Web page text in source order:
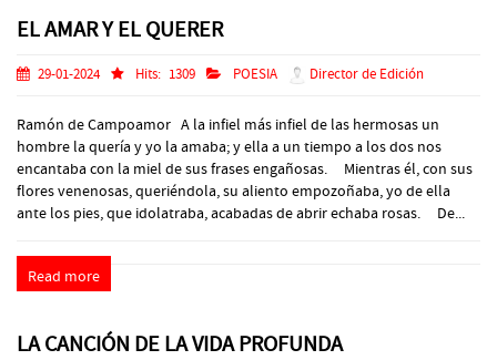
EL AMAR Y EL QUERER
29-01-2024 Hits: 1309 POESIA Director de Edición
Ramón de Campoamor A la infiel más infiel de las hermosas un
hombre la quería y yo la amaba; y ella a un tiempo a los dos nos
encantaba con la miel de sus frases engañosas. Mientras él, con sus
flores venenosas, queriéndola, su aliento empozoñaba, yo de ella
ante los pies, que idolatraba, acabadas de abrir echaba rosas. De...
Read more
LA CANCIÓN DE LA VIDA PROFUNDA